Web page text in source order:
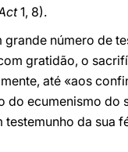
1, 8).
número de
gratidão, o
até «aos
ecumenismo do
da sua